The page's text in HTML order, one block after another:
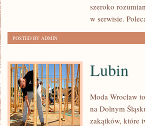
szeroko
w serwisie.
POSTED BY ADMIN
Lubin
Moda Wrocław
na Dolnym
zakątków, które